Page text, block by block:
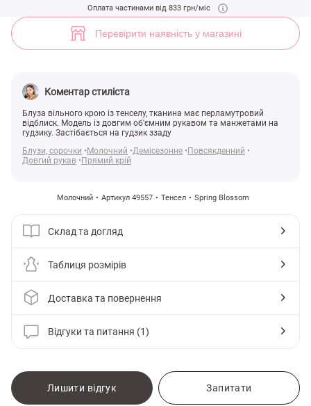
Оплата частинами від 833 грн/міс
Перевірити наявність у магазині
Коментар стиліста
Блуза вільного крою із тенселу, тканина має перламутровий
відблиск. Модель із довгим об'ємним рукавом та манжетами на
гудзику. Застібається на гудзик ззаду
Блузи, сорочки
Молочний Демісезонне
Повсякденний
Довгий рукав
Прямий крій
Молочний Артикул 49557 Тенсел Spring Blossom
Склад та догляд
Таблиця розмірів
Доставка та повернення
Відгуки та питання (1)
Лишити відгук Запитати
Молочна блуза з тенселу (арт. 49557) ♡ інтернет-магазин Gepur